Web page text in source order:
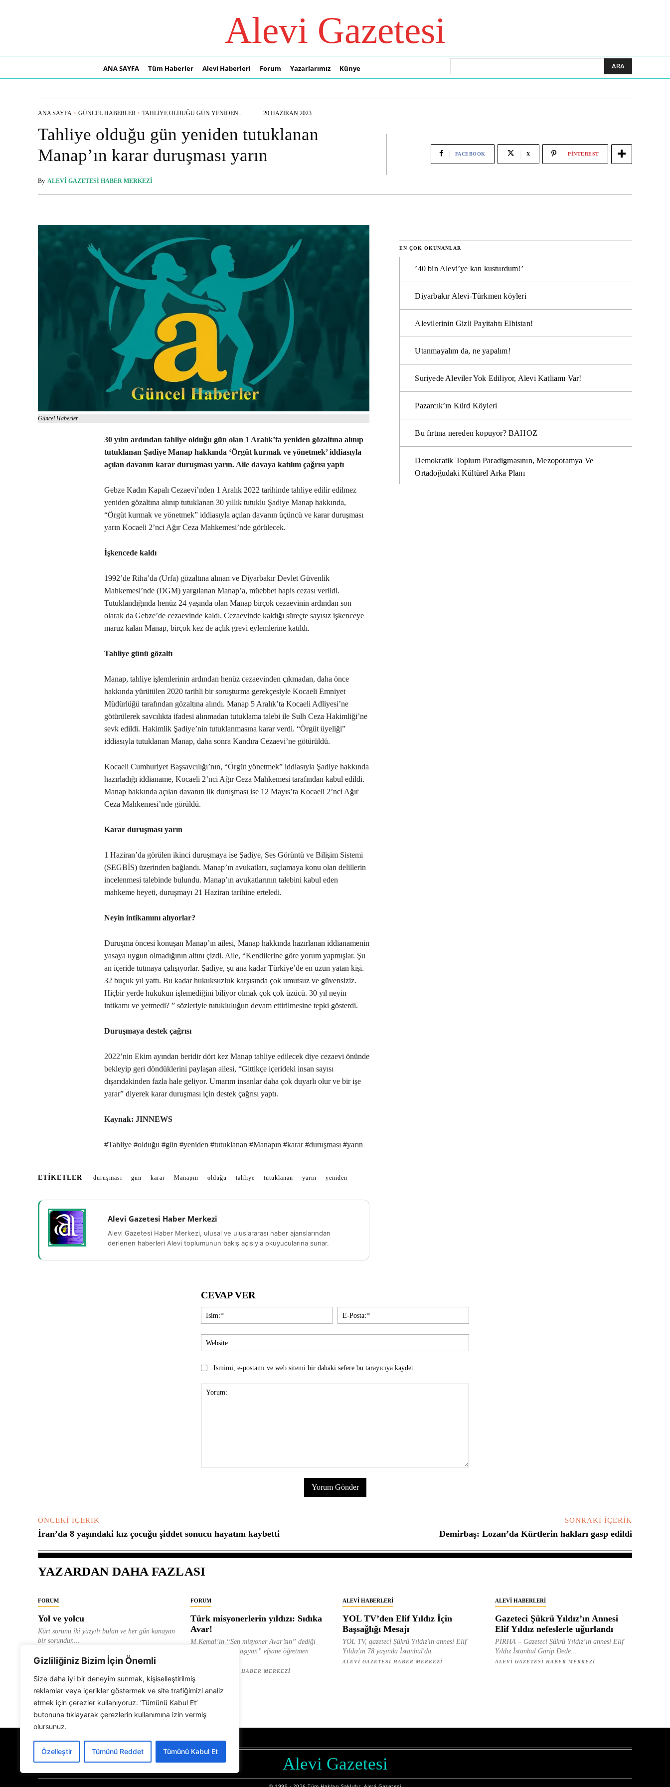
Gizliliğiniz Bizim İçin Önemli
Size daha iyi bir deneyim sunmak, kişiselleştirilmiş
reklamlar veya içerikler göstermek ve site trafiğimizi analiz
etmek için çerezler kullanıyoruz. ‘Tümünü Kabul Et’
butonuna tıklayarak çerezlerin kullanımına izin vermiş
olursunuz.
Özelleştir Tümünü Reddet Tümünü Kabul Et
Alevi Gazetesi
ANA SAYFA Tüm Haberler Alevi Haberleri Forum Yazarlarımız Künye ARA
ANA SAYFA GÜNCEL HABERLER TAHLIYE OLDUĞU GÜN YENIDEN... 20 HAZIRAN 2023
Tahliye olduğu gün yeniden tutuklanan
Manap’ın karar duruşması yarın
By ALEVI GAZETESI HABER MERKEZI
FACEBOOK X PINTEREST
Güncel Haberler
30 yılın ardından tahliye olduğu gün olan 1 Aralık’ta yeniden gözaltına alınıp
tutuklanan Şadiye Manap hakkında ‘Örgüt kurmak ve yönetmek’ iddiasıyla
açılan davanın karar duruşması yarın. Aile davaya katılım çağrısı yaptı
Gebze Kadın Kapalı Cezaevi’nden 1 Aralık 2022 tarihinde tahliye edilir edilmez
yeniden gözaltına alınıp tutuklanan 30 yıllık tutuklu Şadiye Manap hakkında,
“Örgüt kurmak ve yönetmek” iddiasıyla açılan davanın üçüncü ve karar duruşması
yarın Kocaeli 2’nci Ağır Ceza Mahkemesi’nde görülecek.
İşkencede kaldı
1992’de Riha’da (Urfa) gözaltına alınan ve Diyarbakır Devlet Güvenlik
Mahkemesi’nde (DGM) yargılanan Manap’a, müebbet hapis cezası verildi.
Tutuklandığında henüz 24 yaşında olan Manap birçok cezaevinin ardından son
olarak da Gebze’de cezaevinde kaldı. Cezaevinde kaldığı süreçte sayısız işkenceye
maruz kalan Manap, birçok kez de açlık grevi eylemlerine katıldı.
Tahliye günü gözaltı
Manap, tahliye işlemlerinin ardından henüz cezaevinden çıkmadan, daha önce
hakkında yürütülen 2020 tarihli bir soruşturma gerekçesiyle Kocaeli Emniyet
Müdürlüğü tarafından gözaltına alındı. Manap 5 Aralık’ta Kocaeli Adliyesi’ne
götürülerek savcılıkta ifadesi alınmadan tutuklama talebi ile Sulh Ceza Hakimliği’ne
sevk edildi. Hakimlik Şadiye’nin tutuklanmasına karar verdi. “Örgüt üyeliği”
iddiasıyla tutuklanan Manap, daha sonra Kandıra Cezaevi’ne götürüldü.
Kocaeli Cumhuriyet Başsavcılığı’nın, “Örgüt yönetmek” iddiasıyla Şadiye hakkında
hazırladığı iddianame, Kocaeli 2’nci Ağır Ceza Mahkemesi tarafından kabul edildi.
Manap hakkında açılan davanın ilk duruşması ise 12 Mayıs’ta Kocaeli 2’nci Ağır
Ceza Mahkemesi’nde görüldü.
Karar duruşması yarın
1 Haziran’da görülen ikinci duruşmaya ise Şadiye, Ses Görüntü ve Bilişim Sistemi
(SEGBİS) üzerinden bağlandı. Manap’ın avukatları, suçlamaya konu olan delillerin
incelenmesi talebinde bulundu. Manap’ın avukatlarının talebini kabul eden
mahkeme heyeti, duruşmayı 21 Haziran tarihine erteledi.
Neyin intikamını alıyorlar?
Duruşma öncesi konuşan Manap’ın ailesi, Manap hakkında hazırlanan iddianamenin
yasaya uygun olmadığının altını çizdi. Aile, “Kendilerine göre yorum yapmışlar. Şu
an içeride tutmaya çalışıyorlar. Şadiye, şu ana kadar Türkiye’de en uzun yatan kişi.
32 buçuk yıl yattı. Bu kadar hukuksuzluk karşısında çok umutsuz ve güvensiziz.
Hiçbir yerde hukukun işlemediğini biliyor olmak çok çok üzücü. 30 yıl neyin
intikamı ve yetmedi? ” sözleriyle tutukluluğun devam ettirilmesine tepki gösterdi.
Duruşmaya destek çağrısı
2022’nin Ekim ayından beridir dört kez Manap tahliye edilecek diye cezaevi önünde
bekleyip geri döndüklerini paylaşan ailesi, “Gittikçe içerideki insan sayısı
dışarıdakinden fazla hale geliyor. Umarım insanlar daha çok duyarlı olur ve bir işe
yarar” diyerek karar duruşması için destek çağrısı yaptı.
Kaynak: JINNEWS
#Tahliye #olduğu #gün #yeniden #tutuklanan #Manapın #karar #duruşması #yarın
ETIKETLER duruşması gün karar Manapın olduğu tahliye tutuklanan yarın yeniden
Alevi Gazetesi Haber Merkezi
Alevi Gazetesi Haber Merkezi, ulusal ve uluslararası haber ajanslarından
derlenen haberleri Alevi toplumunun bakış açısıyla okuyucularına sunar.
EN ÇOK OKUNANLAR
’40 bin Alevi’ye kan kusturdum!’
Diyarbakır Alevi-Türkmen köyleri
Alevilerinin Gizli Payitahtı Elbistan!
Utanmayalım da, ne yapalım!
Suriyede Aleviler Yok Ediliyor, Alevi Katliamı Var!
Pazarcık’ın Kürd Köyleri
Bu fırtına nereden kopuyor? BAHOZ
Demokratik Toplum Paradigmasının, Mezopotamya Ve
Ortadoğudaki Kültürel Arka Planı
CEVAP VER
İsim:*
Posta:*
Ismimi, e-postamı ve web sitemi bir dahaki sefere bu tarayıcıya kaydet.
ÖNCEKI İÇERIK
İran’da 8 yaşındaki kız çocuğu şiddet sonucu hayatını kaybetti
SONRAKI İÇERIK
Demirbaş: Lozan’da Kürtlerin hakları gasp edildi
YAZARDAN DAHA FAZLASI
FORUM
Yol ve yolcu
Kürt sorunu iki yüzyılı bulan ve her gün kanayan
bir sorundur....
FORUM
Türk misyonerlerin yıldızı: Sıdıka
Avar!
M.Kemal’in “Sen misyoner Avar’sın” dediği
ve “dağlara ışık taşıyan” efsane öğretmen
ALEVI GAZETESI HABER MERKEZI
ALEVI HABERLERI
YOL TV’den Elif Yıldız İçin
Başsağlığı Mesajı
YOL TV, gazeteci Şükrü Yıldız'ın annesi Elif
Yıldız'ın 78 yaşında İstanbul'da...
ALEVI GAZETESI HABER MERKEZI
ALEVI HABERLERI
Gazeteci Şükrü Yıldız’ın Annesi
Elif Yıldız nefeslerle uğurlandı
PİRHA – Gazeteci Şükrü Yıldız’ın annesi Elif
Yıldız İstanbul Garip Dede...
ALEVI GAZETESI HABER MERKEZI
Alevi Gazetesi